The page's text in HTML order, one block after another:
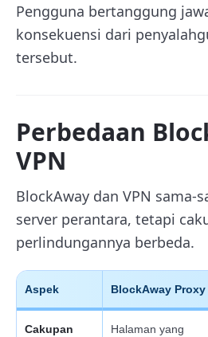
Pengguna bertanggung
konsekuensi dari
tersebut.
Perbedaan
VPN
BlockAway dan VPN sama-
server perantara, tetapi
perlindungannya berbeda.
Aspek BlockAway Proxy
Cakupan
Halaman yang